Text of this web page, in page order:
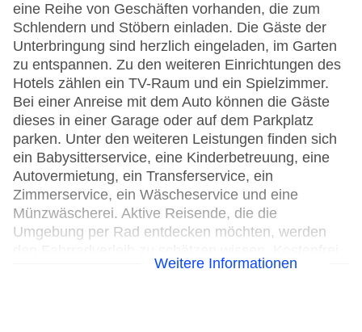
eine Reihe von Geschäften vorhanden, die zum
Schlendern und Stöbern einladen. Die Gäste der
Unterbringung sind herzlich eingeladen, im Garten
zu entspannen. Zu den weiteren Einrichtungen des
Hotels zählen ein TV-Raum und ein Spielzimmer.
Bei einer Anreise mit dem Auto können die Gäste
dieses in einer Garage oder auf dem Parkplatz
parken. Unter den weiteren Leistungen finden sich
ein Babysitterservice, eine Kinderbetreuung, eine
Autovermietung, ein Transferservice, ein
Zimmerservice, ein Wäscheservice und eine
Münzwäscherei. Aktive Reisende, die die
Umgebung per Rad entdecken möchten, werden
steht Gästen die Tageszeitung zur Verfügung. Bei
Weitere Informationen